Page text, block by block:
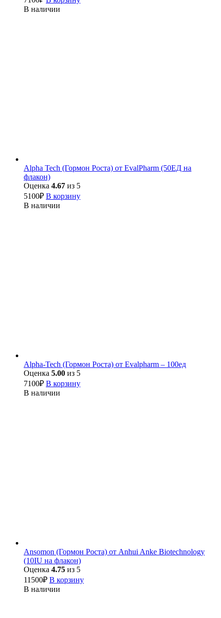
В наличии
Alpha Tech (Гормон Роста) от EvalPharm (50ЕД на
флакон)
Оценка 4.67 из 5
5100₽ В корзину
В наличии
Alpha-Tech (Гормон Роста) от Evalpharm – 100ед
Оценка 5.00 из 5
7100₽ В корзину
В наличии
Ansomon (Гормон Роста) от Anhui Anke Biotechnology
(10IU на флакон)
Оценка 4.75 из 5
11500₽ В корзину
В наличии